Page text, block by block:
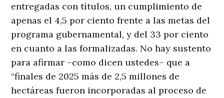
entregadas con títulos, un cumplimiento de
apenas el 4,5 por ciento frente a las metas del
programa gubernamental, y del 33 por ciento
en cuanto a las formalizadas. No hay sustento
para afirmar –como dicen ustedes– que a
“finales de 2025 más de 2,5 millones de
hectáreas fueron incorporadas al proceso de